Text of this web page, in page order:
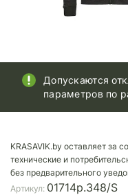
Допускаются
параметров по
KRASAVIK.by оставляет за
технические и
без предварительного
Артикул: 01714p.348/S